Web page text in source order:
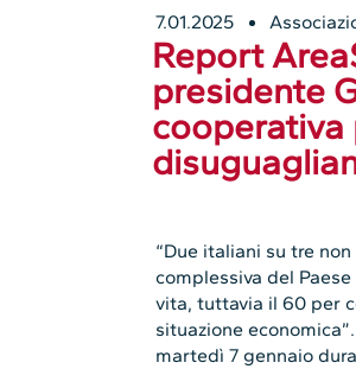
7.01.2025
Report
presidente
cooperativa
“Due italiani su tre
complessiva del
vita, tuttavia il 60 per
situazione
martedì 7 gennaio